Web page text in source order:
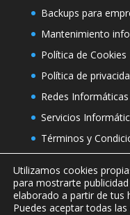
Backups para
Mantenimiento
Política de Cookies
Política de
Redes
Servicios
Términos y
Utilizamos cookies
para mostrarte
elaborado a partir de tus
Puedes aceptar todas